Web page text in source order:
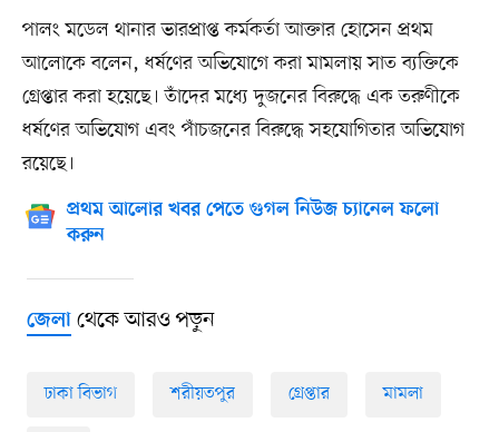
পালং মডেল থানার ভারপ্রাপ্ত কর্মকর্তা আক্তার হোসেন প্রথম
আলোকে বলেন, ধর্ষণের অভিযোগে করা মামলায় সাত ব্যক্তিকে
গ্রেপ্তার করা হয়েছে। তাঁদের মধ্যে দুজনের বিরুদ্ধে এক তরুণীকে
ধর্ষণের অভিযোগ এবং পাঁচজনের বিরুদ্ধে সহযোগিতার অভিযোগ
রয়েছে।
প্রথম আলোর খবর পেতে গুগল নিউজ চ্যানেল ফলো
করুন
জেলাথেকে আরও পড়ুন
ঢাকা বিভাগ শরীয়তপুর গ্রেপ্তার মামলা